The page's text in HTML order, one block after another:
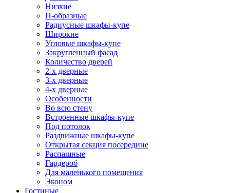
Низкие
П-образные
Радиусные шкафы-купе
Широкие
Угловые шкафы-купе
Закругленный фасад
Количество дверей
2-х дверные
3-х дверные
4-х дверные
Особенности
Во всю стену
Встроенные шкафы-купе
Под потолок
Раздвижные шкафы-купе
Открытая секция посередине
Распашные
Гардероб
Для маленького помещения
Эконом
Гостиные